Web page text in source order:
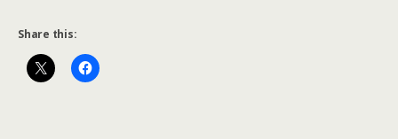
Share this: